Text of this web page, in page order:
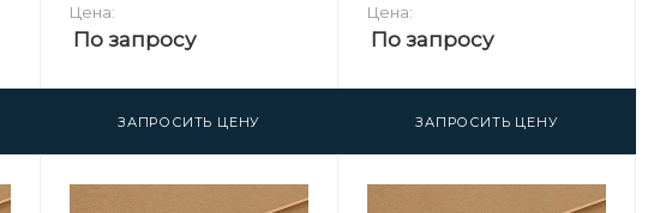
Цена:
По запросу
ЗАПРОСИТЬ ЦЕНУ
Цена:
По запросу
ЗАПРОСИТЬ ЦЕНУ